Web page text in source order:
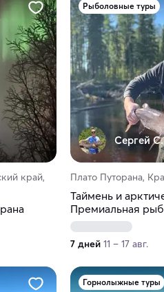
край,
Рыболовные туры
Сергей С.
Плато Путорана,
Таймень и
Премиальная
плато Путорана
7 дней 11 – 17 авг.
Горнолыжные туры